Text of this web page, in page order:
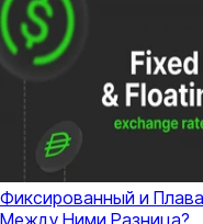
Фиксированный и
Между Ними Разница?